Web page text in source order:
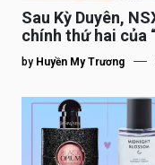
Sau Kỳ Duyên,
chính thứ hai của
by Huyền My Trương